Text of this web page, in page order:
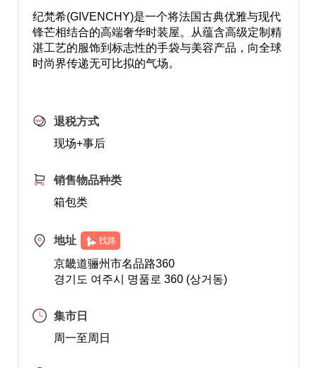
纪梵希(GIVENCHY)是一个将法国古典优雅与现代
锋芒相结合的高端奢华时装屋。从蕴含高级定制精
湛工艺的服饰到标志性的手袋与美容产品，向全球
时尚界传递无可比拟的气场。
退税方式
现场+事后
销售物品种类
箱包类
地址 找路
京畿道骊州市名品路360
경기도 여주시 명품로 360 (상거동)
集市日
周一至周日